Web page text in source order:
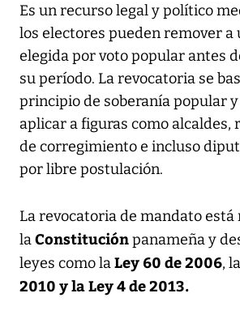
Es un recurso legal y político
los electores pueden remover
elegida por voto popular antes
su período. La revocatoria se
principio de soberanía popular y
aplicar a figuras como alcaldes,
de corregimiento e incluso
por libre postulación.
La revocatoria de mandato
laConstituciónpanameña y
leyes como laLey 60 de 2006, la
2010 y la Ley 4 de 2013.